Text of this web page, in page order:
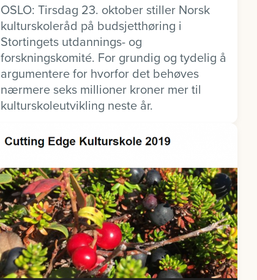
OSLO: Tirsdag 23. oktober stiller Norsk
kulturskoleråd på budsjetthøring i
Stortingets utdannings- og
forskningskomité. For grundig og tydelig å
argumentere for hvorfor det behøves
nærmere seks millioner kroner mer til
kulturskoleutvikling neste år.